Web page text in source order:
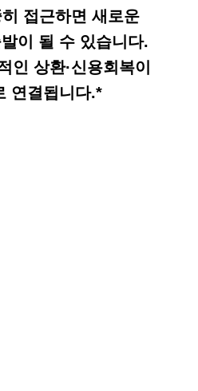
접근하면 새로운
이 될 수 있습니다.
인 상환·신용회복이
연결됩니다.*